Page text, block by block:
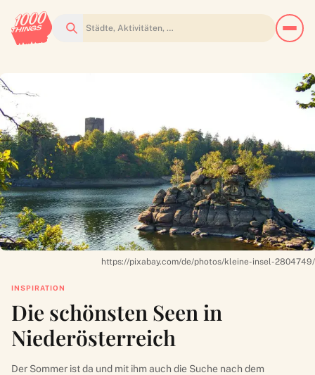
Suchen
https://pixabay.com/de/photos/kleine-insel-2804749/
INSPIRATION
Die schönsten Seen in
Niederösterreich
Der Sommer ist da und mit ihm auch die Suche nach dem